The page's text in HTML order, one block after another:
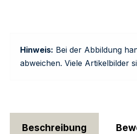
Hinweis: Bei der Abbildung
abweichen. Viele Artikelbilder
Beschreibung